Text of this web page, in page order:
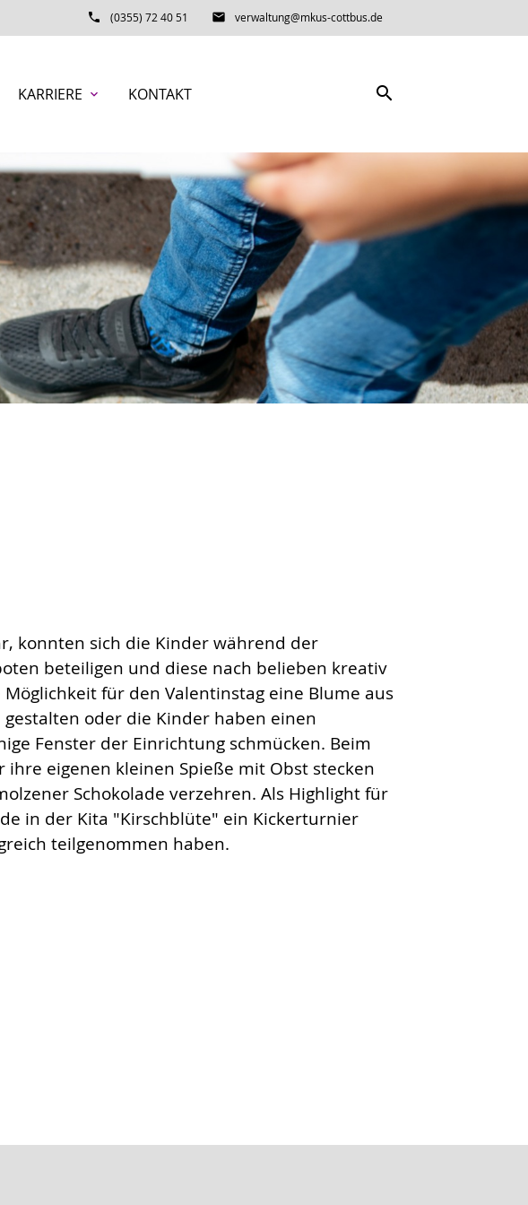
email verwaltung@mkus-cottbus.de
phone (0355) 72 40 51
KARRIERE expand_more KONTAKT search
SUCHEN
konnten sich die Kinder während der
beteiligen und diese nach belieben kreativ
für den Valentinstag eine Blume aus
oder die Kinder haben einen
Fenster der Einrichtung schmücken. Beim
eigenen kleinen Spieße mit Obst stecken
Schokolade verzehren. Als Highlight für
in der Kita "Kirschblüte" ein Kickerturnier
teilgenommen haben.